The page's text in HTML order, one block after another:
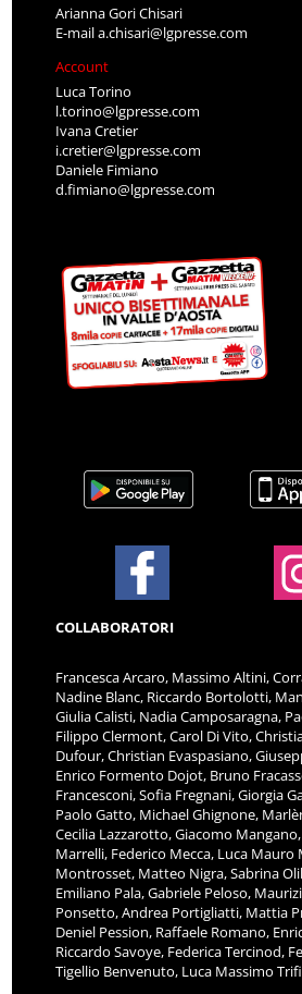
Arianna Gori Chisari
E-maila.chisari@lgpresse.com
Account
Luca Torino
l.torino@lgpresse.com
Ivana Cretier
i.cretier@lgpresse.com
Daniele Fimiano
d.fimiano@lgpresse.com
COLLABORATORI
Francesca Arcaro, Massimo Altini,
Nadine Blanc, Riccardo Bortolotti,
Giulia Calisti, Nadia Camposaragna,
Filippo Clermont, Carol Di Vito,
Dufour, Christian Evaspasiano,
Enrico Formento Dojot, Bruno
Francesconi, Sofia Fregnani, Giorgia
Paolo Gatto, Michael Ghignone,
Cecilia Lazzarotto, Giacomo
Marrelli, Federico Mecca, Luca Mauro
Montrosset, Matteo Nigra, Sabrina
Emiliano Pala, Gabriele Peloso,
Ponsetto, Andrea Portigliatti, Mattia
Deniel Pession, Raffaele Romano,
Riccardo Savoye, Federica Tercinod,
Tigellio Benvenuto, Luca Massimo